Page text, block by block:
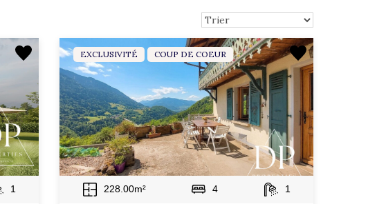
1
EXCLUSIVITÉ COUP DE COEUR
228.00m² 4 1